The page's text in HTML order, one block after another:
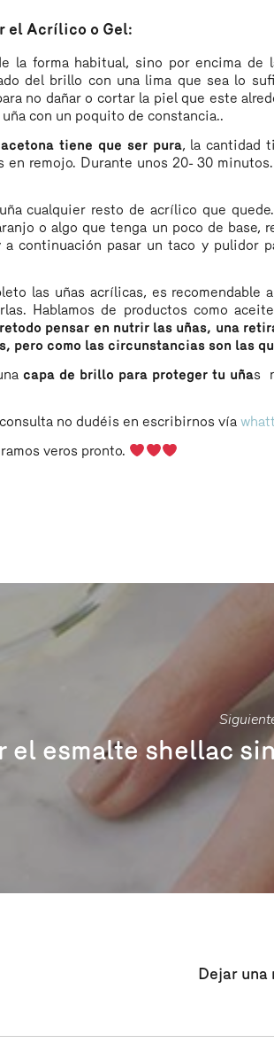
el Acrílico o Gel:
la forma habitual, sino por encima de
del brillo con una lima que sea lo
no dañar o cortar la piel que este
con un poquito de constancia..
acetona tiene que ser pura, la cantidad
en remojo. Durante unos 20- 30
cualquier resto de acrílico que
o algo que tenga un poco de base,
continuación pasar un taco y pulidor
las uñas acrílicas, es recomendable
Hablamos de productos como
pensar en nutrir las uñas, una
pero como las circunstancias son las
capa de brillo para proteger tu uñas
no dudéis en escribirnos vía
veros pronto.
el esmalte shellac
Dejar una